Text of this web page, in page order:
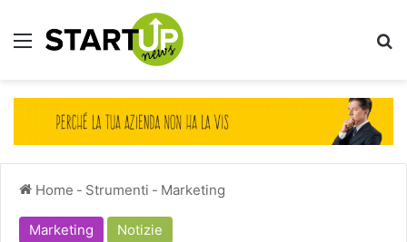
Menu
Home - Strumenti - Marketing
Marketing Notizie